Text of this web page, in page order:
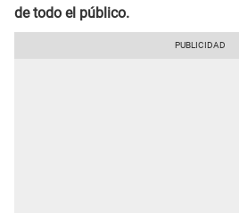
de todo el público.